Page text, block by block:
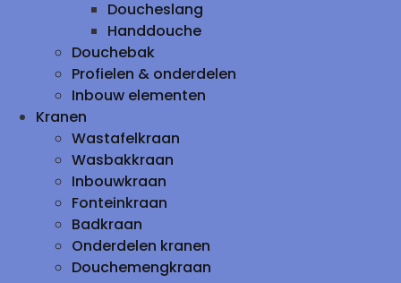
Doucheslang
Handdouche
Douchebak
Profielen & onderdelen
Inbouw elementen
Kranen
Wastafelkraan
Wasbakkraan
Inbouwkraan
Fonteinkraan
Badkraan
Onderdelen kranen
Douchemengkraan